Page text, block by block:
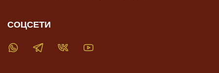
СОЦСЕТИ